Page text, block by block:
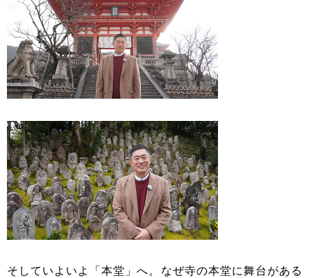
そしていよいよ「本堂」へ。なぜ寺の本堂に舞台がある